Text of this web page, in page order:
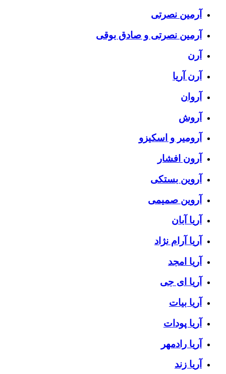
آرمین نصرتی
آرمین نصرتی و صادق بوقی
آرن
آرن آریا
آروان
آروش
آرومیر و اسکیزو
آرون افشار
آروین بستکی
آروین صمیمی
آریا آبان
آریا آرام نژاد
آریا امجد
آریا ای جی
آریا بیات
آریا پودات
آریا رادمهر
آریا زند